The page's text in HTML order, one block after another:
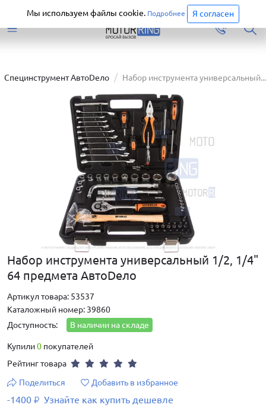
Перейти
Специнструмент АвтоDело Набор инструмента универсальный...
Набор инструмента универсальный 1/2, 1/4"
64 предмета АвтоDело
Артикул товара: 53537
Каталожный номер: 39860
Доступность:
В наличии на складе
Купили0 покупателей
Рейтинг товара
Поделиться
Добавить в избранное
-1400 ₽ Узнайте как купить дешевле
Мы используем файлы cookie. Подробнее Я согласен